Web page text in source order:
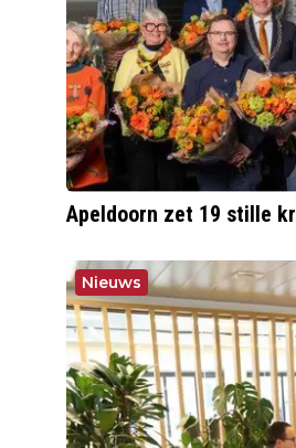
Apeldoorn zet 19 stille
Nieuws